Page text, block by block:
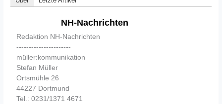
NH-Nachrichten
Redaktion NH-Nachrichten
----------------------
müller:kommunikation
Stefan Müller
Ortsmühle 26
44227 Dortmund
Tel.: 0231/1371 4671